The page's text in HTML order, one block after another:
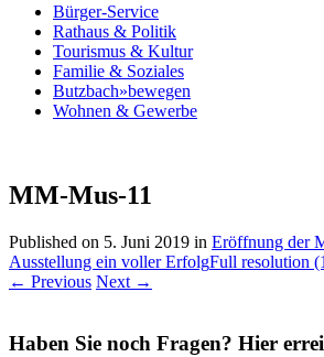
Bürger-Service
Rathaus & Politik
Tourismus & Kultur
Familie & Soziales
Butzbach»bewegen
Wohnen & Gewerbe
MM-Mus-11
Published on 5. Juni 2019 in Eröffnung der
Ausstellung ein voller ErfolgFull resolution
← Previous Next →
Haben Sie noch Fragen? Hier